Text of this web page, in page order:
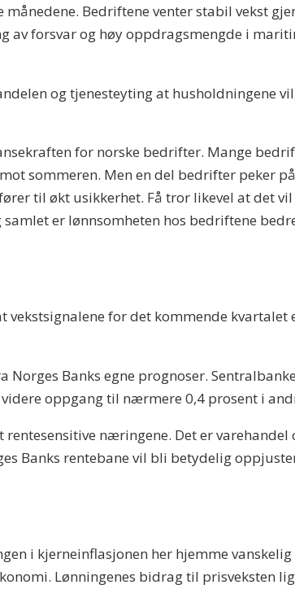
Bedriftene venter stabil vekst
av forsvar og høy oppdragsmengde i
og tjenesteyting at husholdningene
for norske bedrifter. Mange
sommeren. Men en del bedrifter peker
til økt usikkerhet. Få tror likevel at det
er lønnsomheten hos bedriftene
for det kommende kvartalet
Banks egne prognoser.
oppgang til nærmere 0,4 prosent i
næringene. Det er varehandel
Banks rentebane vil bli betydelig
i kjerneinflasjonen her hjemme vanskelig
Lønningenes bidrag til prisveksten